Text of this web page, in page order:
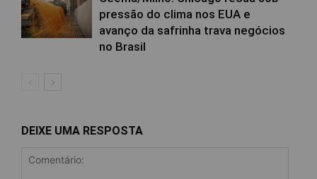
pressão do clima nos EUA e
avanço da safrinha trava negócios
no Brasil
DEIXE UMA RESPOSTA